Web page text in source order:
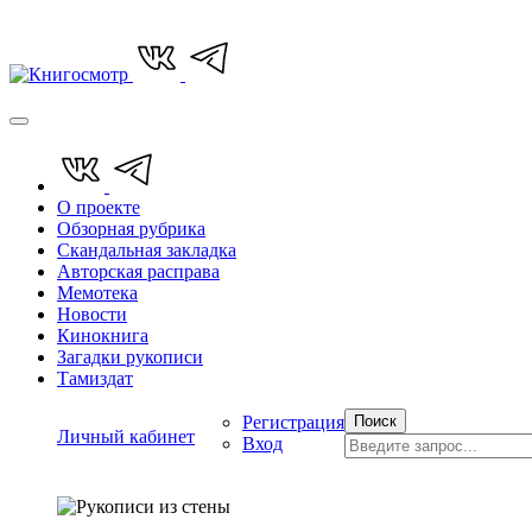
О проекте
Обзорная рубрика
Скандальная закладка
Авторская расправа
Мемотека
Новости
Кинокнига
Загадки рукописи
Тамиздат
Личный кабинет
Регистрация
Вход
Поиск